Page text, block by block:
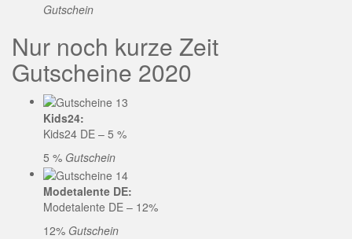
Gutschein
Nur noch kurze Zeit
Gutscheine 2020
Kids24:
Kids24 DE – 5 %
5 % Gutschein
Modetalente DE:
Modetalente DE – 12%
12% Gutschein